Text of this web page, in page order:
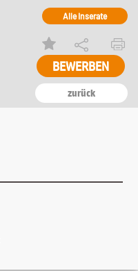
zurück
Alle Inserate
BEWERBEN